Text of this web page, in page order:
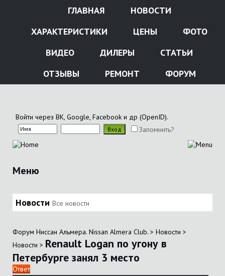
ГЛАВНАЯ
НОВОСТИ
ХАРАКТЕРИСТИКИ
ЦЕНЫ
ФОТО
ВИДЕО
ДИЛЕРЫ
СТАТЬИ
ОТЗЫВЫ
РЕМОНТ ФОРУМ
Войти через ВК, Google, Facebook и др (OpenID).
Запомнить?
Меню
Новости Все новости
Форум Ниссан Альмера. Nissan Almera Club. > Новости >
Новости > Renault Logan по угону в
Петербурге занял 3 место
Ответ